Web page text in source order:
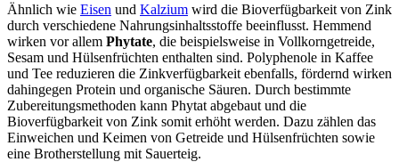
Ähnlich wie Eisen und Kalzium wird die Bioverfügbarkeit von Zink
durch verschiedene Nahrungsinhaltsstoffe beeinflusst. Hemmend
wirken vor allem Phytate, die beispielsweise in Vollkorngetreide,
Sesam und Hülsenfrüchten enthalten sind. Polyphenole in Kaffee
und Tee reduzieren die Zinkverfügbarkeit ebenfalls, fördernd wirken
dahingegen Protein und organische Säuren. Durch bestimmte
Zubereitungsmethoden kann Phytat abgebaut und die
Bioverfügbarkeit von Zink somit erhöht werden. Dazu zählen das
Einweichen und Keimen von Getreide und Hülsenfrüchten sowie
eine Brotherstellung mit Sauerteig.